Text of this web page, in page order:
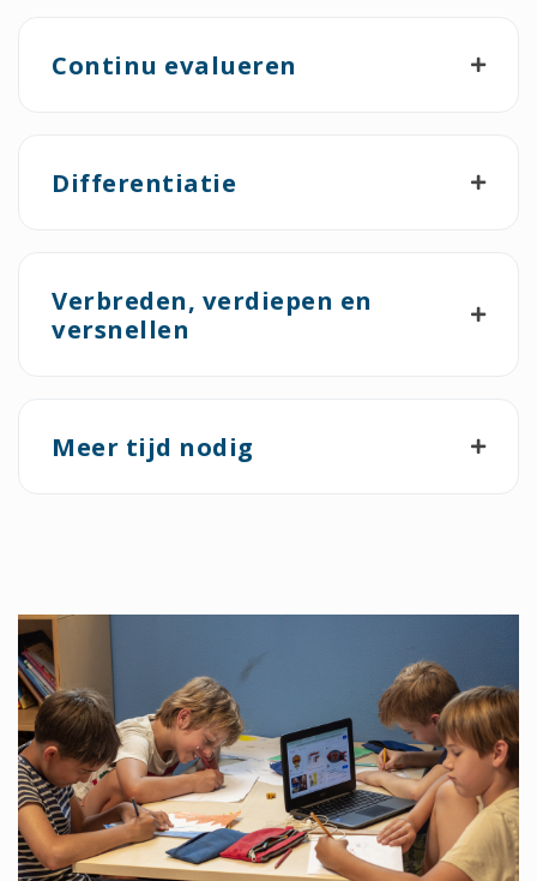
Continu evalueren
Differentiatie
Verbreden, verdiepen en
versnellen
Meer tijd nodig